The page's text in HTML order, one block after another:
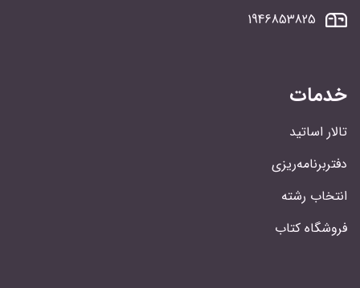
1946853825
خدمات
تالار اساتید
دفتربرنامه‌ریزی
انتخاب رشته
فروشگاه کتاب